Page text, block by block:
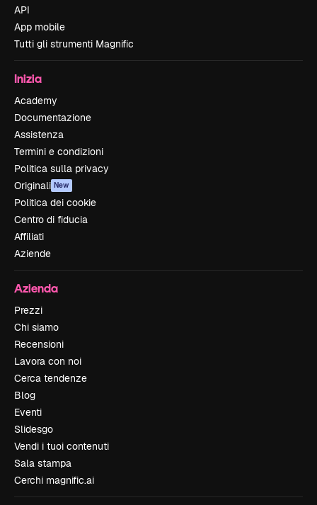
API
App mobile
Tutti gli strumenti Magnific
Inizia
Academy
Documentazione
Assistenza
Termini e condizioni
Politica sulla privacy
Originali New
Politica dei cookie
Centro di fiducia
Affiliati
Aziende
Azienda
Prezzi
Chi siamo
Recensioni
Lavora con noi
Cerca tendenze
Blog
Eventi
Slidesgo
Vendi i tuoi contenuti
Sala stampa
Cerchi magnific.ai